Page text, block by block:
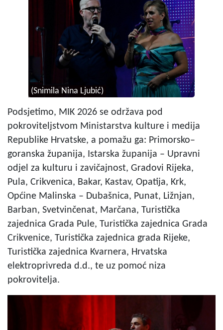
(Snimila Nina Ljubić)
Podsjetimo, MIK 2026 se održava pod
pokroviteljstvom Ministarstva kulture i medija
Republike Hrvatske, a pomažu ga: Primorsko–
goranska županija, Istarska županija – Upravni
odjel za kulturu i zavičajnost, Gradovi Rijeka,
Pula, Crikvenica, Bakar, Kastav, Opatija, Krk,
Općine Malinska – Dubašnica, Punat, Ližnjan,
Barban, Svetvinčenat, Marčana, Turistička
zajednica Grada Pule, Turistička zajednica Grada
Crikvenice, Turistička zajednica grada Rijeke,
Turistička zajednica Kvarnera, Hrvatska
elektroprivreda d.d., te uz pomoć niza
pokrovitelja.